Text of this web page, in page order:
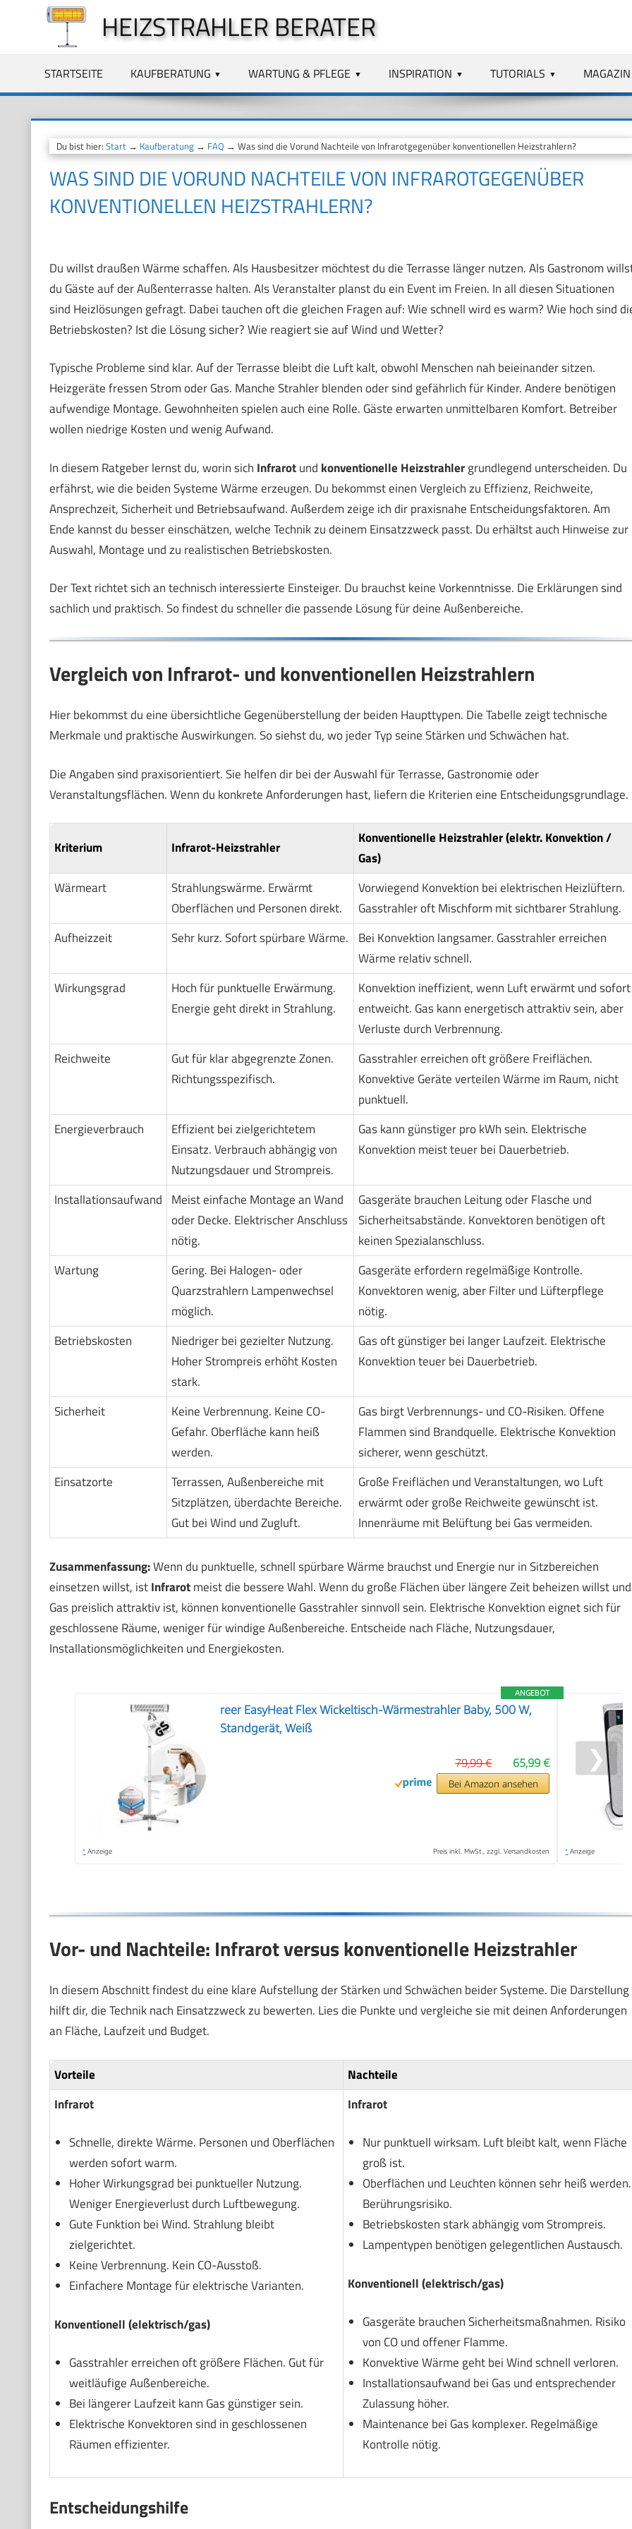
springen
HEIZSTRAHLER BERATER
STARTSEITE KAUFBERATUNG WARTUNG & PFLEGE INSPIRATION TUTORIALS MAGAZIN
Du bist hier: Start→ Kaufberatung→ FAQ → Was sind die Vorund Nachteile von Infrarotgegenüber konventionellen Heizstrahlern?
WAS SIND DIE VORUND NACHTEILE VON INFRAROTGEGENÜBER
KONVENTIONELLEN HEIZSTRAHLERN?
Du willst draußen Wärme schaffen. Als Hausbesitzer möchtest du die Terrasse länger nutzen. Als Gastronom
du Gäste auf der Außenterrasse halten. Als Veranstalter planst du ein Event im Freien. In all diesen Situationen
sind Heizlösungen gefragt. Dabei tauchen oft die gleichen Fragen auf: Wie schnell wird es warm? Wie hoch sind
Betriebskosten? Ist die Lösung sicher? Wie reagiert sie auf Wind und Wetter?
Typische Probleme sind klar. Auf der Terrasse bleibt die Luft kalt, obwohl Menschen nah beieinander sitzen.
Heizgeräte fressen Strom oder Gas. Manche Strahler blenden oder sind gefährlich für Kinder. Andere benötigen
aufwendige Montage. Gewohnheiten spielen auch eine Rolle. Gäste erwarten unmittelbaren Komfort. Betreiber
wollen niedrige Kosten und wenig Aufwand.
In diesem Ratgeber lernst du, worin sich Infrarotund konventionelle Heizstrahlergrundlegend unterscheiden. Du
erfährst, wie die beiden Systeme Wärme erzeugen. Du bekommst einen Vergleich zu Effizienz, Reichweite,
Ansprechzeit, Sicherheit und Betriebsaufwand. Außerdem zeige ich dir praxisnahe Entscheidungsfaktoren. Am
Ende kannst du besser einschätzen, welche Technik zu deinem Einsatzzweck passt. Du erhältst auch Hinweise zur
Auswahl, Montage und zu realistischen Betriebskosten.
Der Text richtet sich an technisch interessierte Einsteiger. Du brauchst keine Vorkenntnisse. Die Erklärungen sind
sachlich und praktisch. So findest du schneller die passende Lösung für deine Außenbereiche.
Vergleich von Infrarot- und konventionellen Heizstrahlern
Hier bekommst du eine übersichtliche Gegenüberstellung der beiden Haupttypen. Die Tabelle zeigt technische
Merkmale und praktische Auswirkungen. So siehst du, wo jeder Typ seine Stärken und Schwächen hat.
Die Angaben sind praxisorientiert. Sie helfen dir bei der Auswahl für Terrasse, Gastronomie oder
Veranstaltungsflächen. Wenn du konkrete Anforderungen hast, liefern die Kriterien eine Entscheidungsgrundlage.
Kriterium Infrarot-Heizstrahler
Konventionelle Heizstrahler (elektr. Konvektion /
Gas)
Wärmeart
Strahlungswärme. Erwärmt
Oberflächen und Personen direkt.
Vorwiegend Konvektion bei elektrischen Heizlüftern.
Gasstrahler oft Mischform mit sichtbarer Strahlung.
Aufheizzeit
Sehr kurz. Sofort spürbare Wärme.
Bei Konvektion langsamer. Gasstrahler erreichen
Wärme relativ schnell.
Wirkungsgrad
Hoch für punktuelle Erwärmung.
Energie geht direkt in Strahlung.
Konvektion ineffizient, wenn Luft erwärmt und sofort
entweicht. Gas kann energetisch attraktiv sein, aber
Verluste durch Verbrennung.
Reichweite
Gut für klar abgegrenzte Zonen.
Richtungsspezifisch.
Gasstrahler erreichen oft größere Freiflächen.
Konvektive Geräte verteilen Wärme im Raum, nicht
punktuell.
Energieverbrauch
Effizient bei zielgerichtetem
Einsatz. Verbrauch abhängig von
Nutzungsdauer und Strompreis.
Gas kann günstiger pro kWh sein. Elektrische
Konvektion meist teuer bei Dauerbetrieb.
Installationsaufwand Meist einfache Montage an Wand
oder Decke. Elektrischer Anschluss
nötig.
Gasgeräte brauchen Leitung oder Flasche und
Sicherheitsabstände. Konvektoren benötigen oft
keinen Spezialanschluss.
Wartung
Gering. Bei Halogen- oder
Quarzstrahlern Lampenwechsel
möglich.
Gasgeräte erfordern regelmäßige Kontrolle.
Konvektoren wenig, aber Filter und Lüfterpflege
nötig.
Betriebskosten
Niedriger bei gezielter Nutzung.
Hoher Strompreis erhöht Kosten
stark.
Gas oft günstiger bei langer Laufzeit. Elektrische
Konvektion teuer bei Dauerbetrieb.
Sicherheit
Keine Verbrennung. Keine CO-
Gefahr. Oberfläche kann heiß
werden.
Gas birgt Verbrennungs- und CO-Risiken. Offene
Flammen sind Brandquelle. Elektrische Konvektion
sicherer, wenn geschützt.
Einsatzorte
Terrassen, Außenbereiche mit
Sitzplätzen, überdachte Bereiche.
Gut bei Wind und Zugluft.
Große Freiflächen und Veranstaltungen, wo Luft
erwärmt oder große Reichweite gewünscht ist.
Innenräume mit Belüftung bei Gas vermeiden.
Zusammenfassung:Wenn du punktuelle, schnell spürbare Wärme brauchst und Energie nur in Sitzbereichen
einsetzen willst, istInfrarotmeist die bessere Wahl. Wenn du große Flächen über längere Zeit beheizen willst und
Gas preislich attraktiv ist, können konventionelle Gasstrahler sinnvoll sein. Elektrische Konvektion eignet sich für
geschlossene Räume, weniger für windige Außenbereiche. Entscheide nach Fläche, Nutzungsdauer,
Installationsmöglichkeiten und Energiekosten.
ANGEBOT
reer EasyHeat Flex Wickeltisch-Wärmestrahler Baby, 500 W,
Standgerät, Weiß
65,99 €
79,99 €
Bei Amazon ansehen
* Anzeige Preis inkl. MwSt., zzgl. Versandkosten * Anzeige
❯
Vor- und Nachteile: Infrarot versus konventionelle Heizstrahler
In diesem Abschnitt findest du eine klare Aufstellung der Stärken und Schwächen beider Systeme. Die Darstellung
hilft dir, die Technik nach Einsatzzweck zu bewerten. Lies die Punkte und vergleiche sie mit deinen Anforderungen
an Fläche, Laufzeit und Budget.
Vorteile
Nachteile
Infrarot
Schnelle, direkte Wärme. Personen und Oberflächen
werden sofort warm.
Hoher Wirkungsgrad bei punktueller Nutzung.
Weniger Energieverlust durch Luftbewegung.
Gute Funktion bei Wind. Strahlung bleibt
zielgerichtet.
Keine Verbrennung. Kein CO-Ausstoß.
Einfachere Montage für elektrische Varianten.
Konventionell (elektrisch/gas)
Gasstrahler erreichen oft größere Flächen. Gut für
weitläufige Außenbereiche.
Bei längerer Laufzeit kann Gas günstiger sein.
Elektrische Konvektoren sind in geschlossenen
Räumen effizienter.
Infrarot
Nur punktuell wirksam. Luft bleibt kalt, wenn Fläche
groß ist.
Oberflächen und Leuchten können sehr heiß werden.
Berührungsrisiko.
Betriebskosten stark abhängig vom Strompreis.
Lampentypen benötigen gelegentlichen Austausch.
Konventionell (elektrisch/gas)
Gasgeräte brauchen Sicherheitsmaßnahmen. Risiko
von CO und offener Flamme.
Konvektive Wärme geht bei Wind schnell verloren.
Installationsaufwand bei Gas und entsprechender
Zulassung höher.
Maintenance bei Gas komplexer. Regelmäßige
Kontrolle nötig.
Entscheidungshilfe